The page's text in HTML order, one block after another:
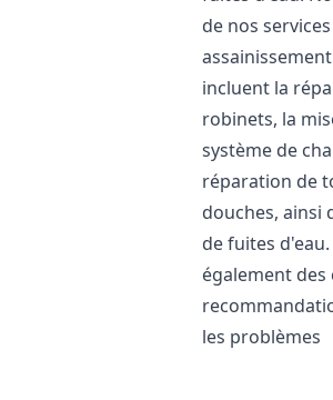
de nos
assainissement
incluent la
robinets, la
système de
réparation de
douches, ainsi
de fuites
également des
les problèmes